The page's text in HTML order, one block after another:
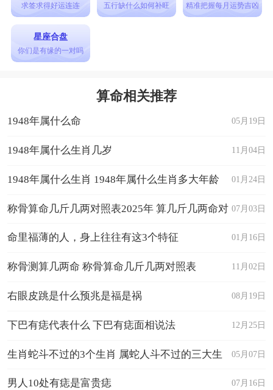
求签求得好运连连 五行缺什么如何补旺 精准把握每月运势吉凶
星座合盘
你们是有缘的一对吗
算命相关推荐
05月19日
1948年属什么命
11月04日
1948年属什么生肖几岁
01月24日
1948年属什么生肖 1948年属什么生肖多大年龄
07月03日
称骨算命几斤几两对照表2025年 算几斤几两命对
照表 01月16日
命里福薄的人，身上往往有这3个特征
11月02日
称骨测算几两命 称骨算命几斤几两对照表
08月19日
右眼皮跳是什么预兆是福是祸
12月25日
下巴有痣代表什么 下巴有痣面相说法
05月07日
生肖蛇斗不过的3个生肖 属蛇人斗不过的三大生
肖 07月16日
男人10处有痣是富贵痣